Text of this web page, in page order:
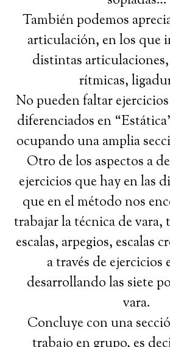
También podemos
articulación, en los que
distintas
rítmicas,
No pueden faltar
diferenciados en
ocupando una amplia
Otro de los aspectos a
ejercicios que hay en las
que en el método nos
trabajar la técnica de vara,
escalas, arpegios, escalas
a través de ejercicios
desarrollando las siete
vara.
Concluye con una